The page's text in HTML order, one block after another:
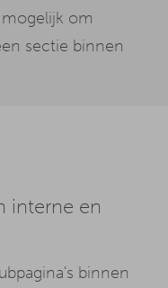
om
sectie binnen
interne en
binnen